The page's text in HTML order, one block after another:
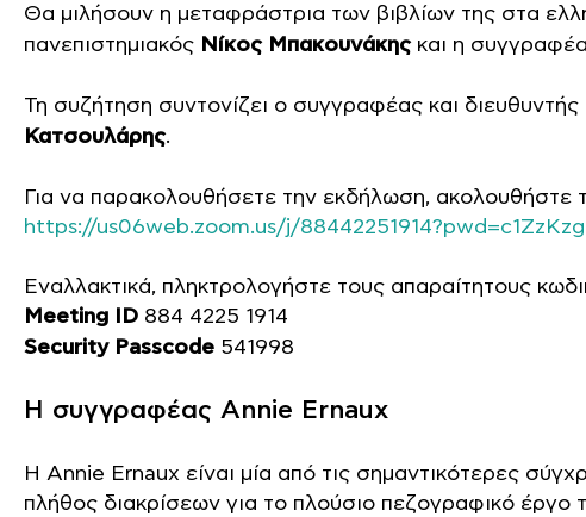
Θα μιλήσουν η μεταφράστρια των βιβλίων της στα
πανεπιστημιακός Νίκος Μπακουνάκηςκαι η
Τη συζήτηση συντονίζει ο συγγραφέας και
Κατσουλάρης.
Για να παρακολουθήσετε την εκδήλωση,
https://us06web.zoom.us/j/
Εναλλακτικά, πληκτρολογήστε τους απαραίτητους
Meeting ID 884 4225 1914
Security Passcode 541998
Η συγγραφέας Annie Ernaux
Η Annie Ernaux είναι μία από τις σημαντικότερες
πλήθος διακρίσεων για το πλούσιο πεζογραφικό